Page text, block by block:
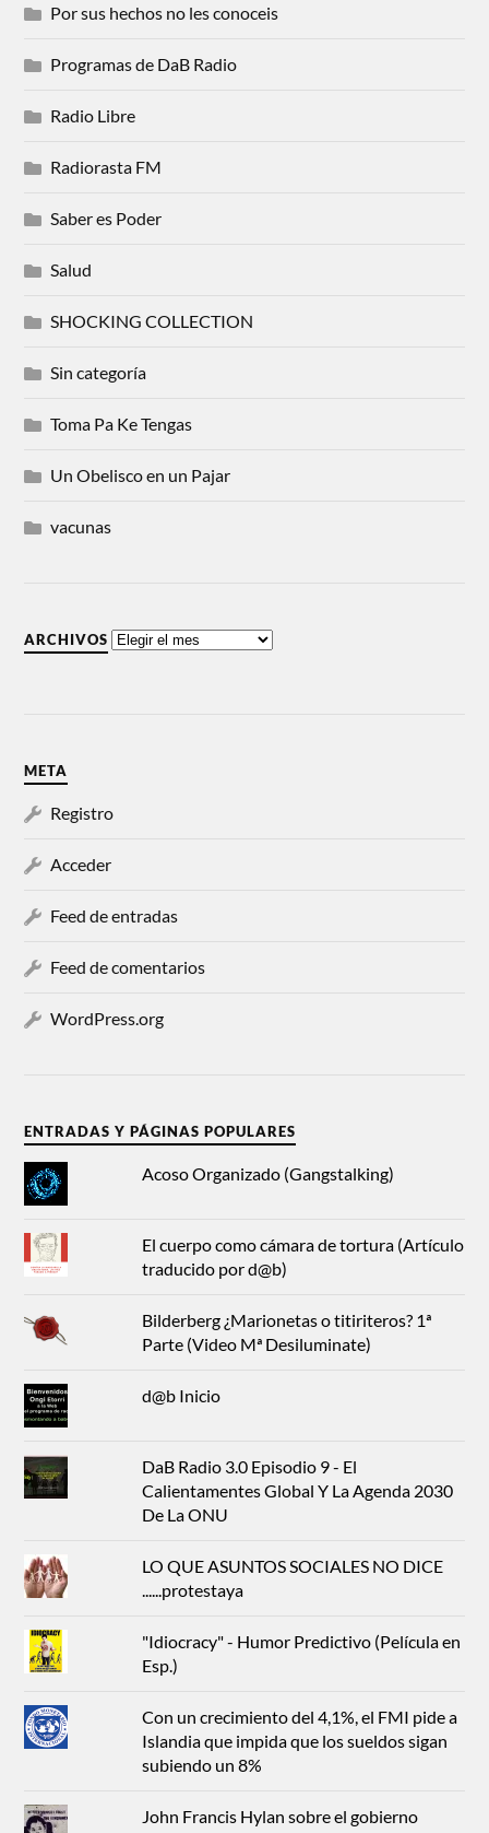
Por sus hechos no les conoceis
Programas de DaB Radio
Radio Libre
Radiorasta FM
Saber es Poder
Salud
SHOCKING COLLECTION
Sin categoría
Toma Pa Ke Tengas
Un Obelisco en un Pajar
vacunas
ARCHIVOS
META
Registro
Acceder
Feed de entradas
Feed de comentarios
WordPress.org
ENTRADAS Y PÁGINAS POPULARES
Acoso Organizado (Gangstalking)
El cuerpo como cámara de tortura (Artículo
traducido por d@b)
Bilderberg ¿Marionetas o titiriteros? 1ª
Parte (Video Mª Desiluminate)
d@b Inicio
DaB Radio 3.0 Episodio 9 - El
Calientamentes Global Y La Agenda 2030
De La ONU
LO QUE ASUNTOS SOCIALES NO DICE
......protestaya
"Idiocracy" - Humor Predictivo (Película en
Esp.)
Con un crecimiento del 4,1%, el FMI pide a
Islandia que impida que los sueldos sigan
subiendo un 8%
John Francis Hylan sobre el gobierno